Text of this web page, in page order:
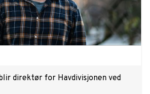
direktør for Havdivisjonen ved